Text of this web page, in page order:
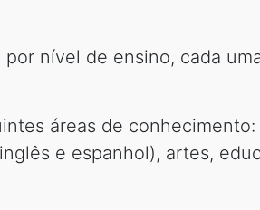
nível de ensino, cada
áreas de
e espanhol), artes,